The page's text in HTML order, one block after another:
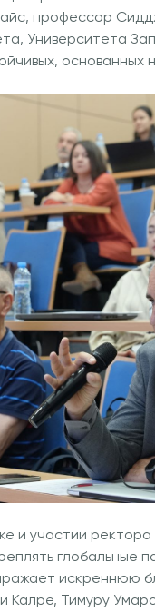
профессор
Университета
основанных
и участии
глобальные
искреннюю
Тимуру